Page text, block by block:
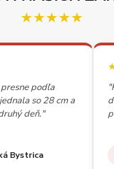
★★★★★
podľa
so 28 cm a
deň."
Bystrica